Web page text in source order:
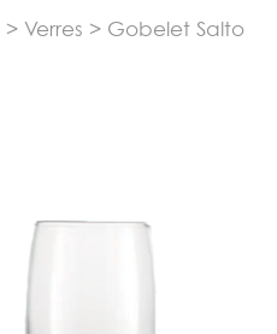
> Verres > Gobelet Salto